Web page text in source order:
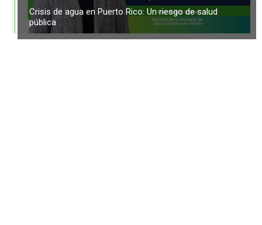
Crisis de agua en Puerto Rico: Un riesgo de salud
pública